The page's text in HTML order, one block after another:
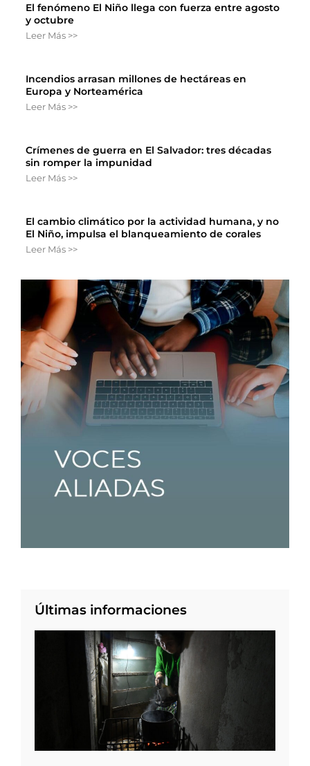
El fenómeno El Niño llega con fuerza entre agosto
y octubre
Leer Más >>
Incendios arrasan millones de hectáreas en
Europa y Norteamérica
Leer Más >>
Crímenes de guerra en El Salvador: tres décadas
sin romper la impunidad
Leer Más >>
El cambio climático por la actividad humana, y no
El Niño, impulsa el blanqueamiento de corales
Leer Más >>
Últimas informaciones